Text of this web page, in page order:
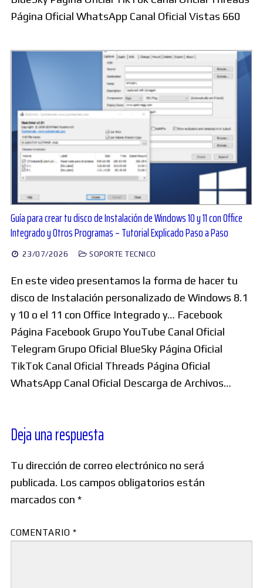
Página Oficial WhatsApp Canal Oficial Vistas 660
Guía para crear tu disco de Instalación de Windows 10 y 11 con Office
Integrado y Otros Programas – Tutorial Explicado Paso a Paso
23/07/2026 SOPORTE TECNICO
En este video presentamos la forma de hacer tu
disco de Instalación personalizado de Windows 8.1
y 10 o el 11 con Office Integrado y… Facebook
Página Facebook Grupo YouTube Canal Oficial
Telegram Grupo Oficial BlueSky Página Oficial
TikTok Canal Oficial Threads Página Oficial
WhatsApp Canal Oficial Descarga de Archivos…
Deja una respuesta
Tu dirección de correo electrónico no será
publicada. Los campos obligatorios están
marcados con *
COMENTARIO *